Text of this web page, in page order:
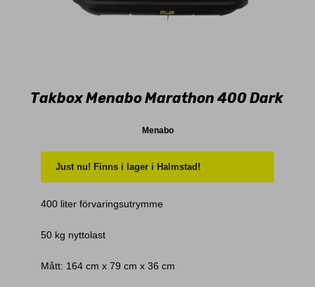
Takbox Menabo Marathon 400 Dark
Menabo
Just nu! Finns i lager i Halmstad!
400 liter förvaringsutrymme
50 kg nyttolast
Mått: 164 cm x 79 cm x 36 cm